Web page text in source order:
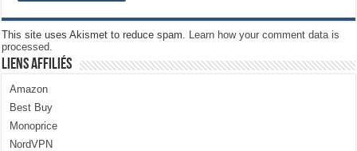
This site uses Akismet to reduce spam.
Learn how your comment data is
processed.
Liens Affiliés
Amazon
Best Buy
Monoprice
NordVPN